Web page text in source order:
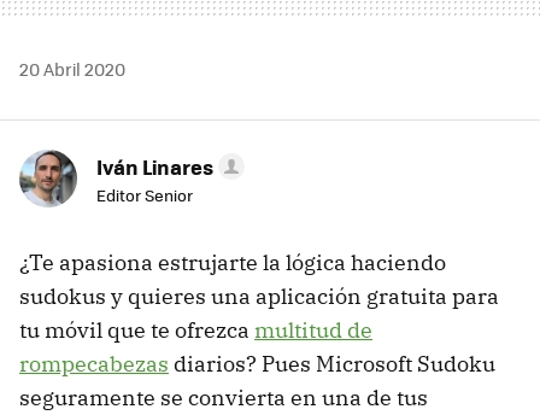
20 Abril 2020
Iván Linares
Editor Senior
¿Te apasiona estrujarte la lógica haciendo
sudokus y quieres una aplicación gratuita para
tu móvil que te ofrezca multitud de
rompecabezas diarios? Pues Microsoft Sudoku
seguramente se convierta en una de tus